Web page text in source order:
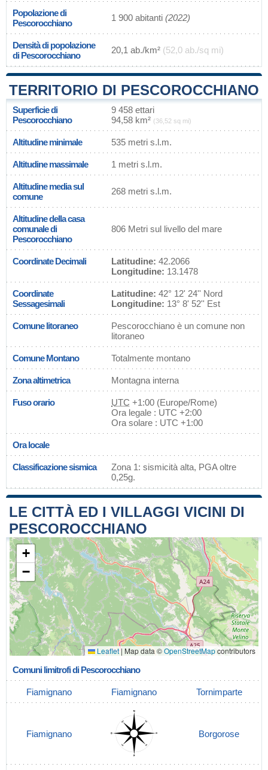
Popolazione di
Pescorocchiano
1 900 abitanti (2022)
Densità di popolazione
di Pescorocchiano
20,1 ab./km² (52,0 ab./sq mi)
TERRITORIO DI PESCOROCCHIANO
Superficie di
Pescorocchiano
9 458 ettari
94,58 km² (36,52 sq mi)
Altitudine minimale 535 metri s.l.m.
Altitudine massimale 1 metri s.l.m.
Altitudine media sul
comune
268 metri s.l.m.
Altitudine della casa
comunale di
Pescorocchiano
806 Metri sul livello del mare
Coordinate Decimali Latitudine: 42.2066
Longitudine: 13.1478
Coordinate
Sessagesimali
Latitudine: 42° 12' 24'' Nord
Longitudine: 13° 8' 52'' Est
Comune litoraneo
Pescorocchiano è un comune non
litoraneo
Comune Montano Totalmente montano
Zona altimetrica Montagna interna
Fuso orario UTC +1:00 (Europe/Rome)
Ora legale : UTC +2:00
Ora solare : UTC +1:00
Ora locale
Classificazione sismica
Zona 1: sismicità alta, PGA oltre
0,25g.
LE CITTÀ ED I VILLAGGI VICINI DI
PESCOROCCHIANO
+
−
Leaflet | Map data ©OpenStreetMapcontributors
Comuni limitrofi di Pescorocchiano
Fiamignano Fiamignano Tornimparte
Fiamignano Borgorose